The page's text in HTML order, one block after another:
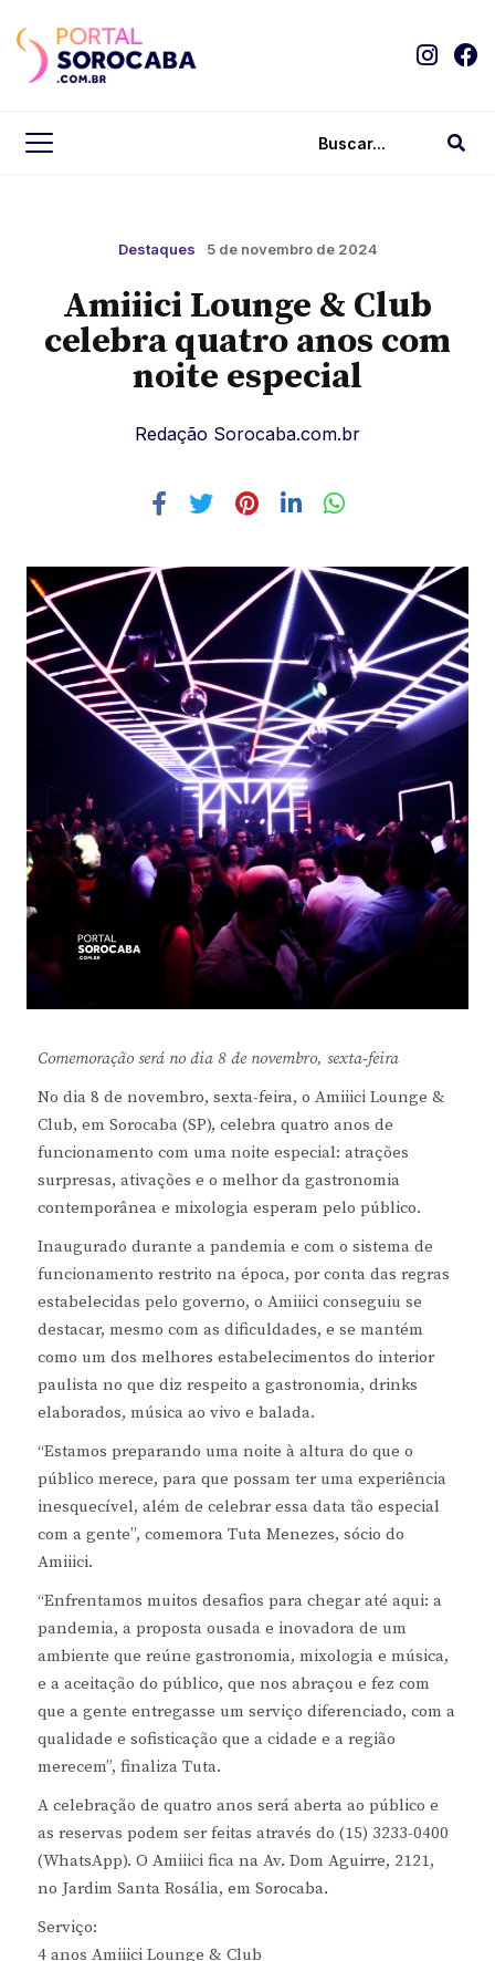
Destaques 5 de novembro de 2024
Amiiici Lounge & Club
celebra quatro anos com
noite especial
Redação Sorocaba.com.br
Comemoração será no dia 8 de novembro, sexta-feira
No dia 8 de novembro, sexta-feira, o Amiiici Lounge &
Club, em Sorocaba (SP), celebra quatro anos de
funcionamento com uma noite especial: atrações
surpresas, ativações e o melhor da gastronomia
contemporânea e mixologia esperam pelo público.
Inaugurado durante a pandemia e com o sistema de
funcionamento restrito na época, por conta das regras
estabelecidas pelo governo, o Amiiici conseguiu se
destacar, mesmo com as dificuldades, e se mantém
como um dos melhores estabelecimentos do interior
paulista no que diz respeito a gastronomia, drinks
elaborados, música ao vivo e balada.
“Estamos preparando uma noite à altura do que o
público merece, para que possam ter uma experiência
inesquecível, além de celebrar essa data tão especial
com a gente”, comemora Tuta Menezes, sócio do
Amiiici.
“Enfrentamos muitos desafios para chegar até aqui: a
pandemia, a proposta ousada e inovadora de um
ambiente que reúne gastronomia, mixologia e música,
e a aceitação do público, que nos abraçou e fez com
que a gente entregasse um serviço diferenciado, com a
qualidade e sofisticação que a cidade e a região
merecem”, finaliza Tuta.
A celebração de quatro anos será aberta ao público e
as reservas podem ser feitas através do (15) 3233-0400
(WhatsApp). O Amiiici fica na Av. Dom Aguirre, 2121,
no Jardim Santa Rosália, em Sorocaba.
Serviço:
4 anos Amiiici Lounge & Club